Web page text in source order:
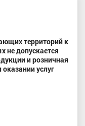
территорий к
не допускается
и розничная
услуг